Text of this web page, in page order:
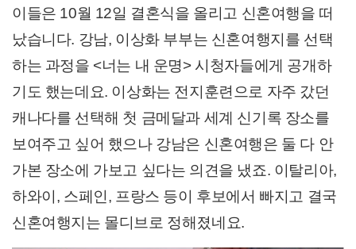
이들은 10월 12일 결혼식을 올리고 신혼여행을 떠
났습니다. 강남, 이상화 부부는 신혼여행지를 선택
하는 과정을 <너는 내 운명> 시청자들에게 공개하
기도 했는데요. 이상화는 전지훈련으로 자주 갔던
캐나다를 선택해 첫 금메달과 세계 신기록 장소를
보여주고 싶어 했으나 강남은 신혼여행은 둘 다 안
가본 장소에 가보고 싶다는 의견을 냈죠. 이탈리아,
하와이, 스페인, 프랑스 등이 후보에서 빠지고 결국
신혼여행지는 몰디브로 정해졌네요.